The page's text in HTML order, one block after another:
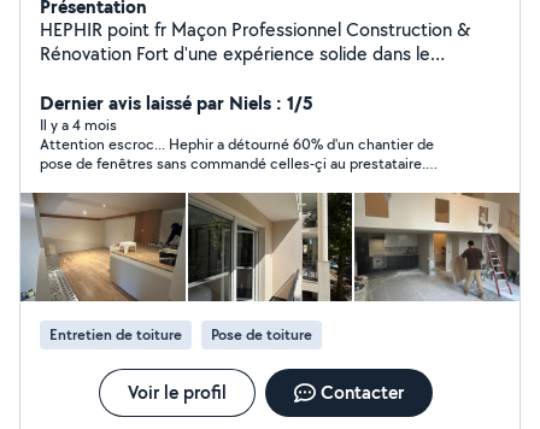
Présentation
HEPHIR point fr Maçon Professionnel Construction &
Rénovation Fort d'une expérience solide dans le
votre disposition pour tous vos travaux de construction,
de rénovation et d'aménagement extérieur. Que ce soit
pour de petits travaux ou de grands projets, je vous
garantis un travail soigné, durable et conforme à vos
attentes. Prestations proposées : Construction de
murs, cloisons et fondations Pose de briques, parpaings
et pierres Réalisation de dalles, terrasses et escaliers en
béton Enduits, crépis et ravalement de façade Petits
travaux de maçonnerie et réparations diverses Pourquoi
me faire confiance ? Travail de qualité et finitions
soignées Respect des délais et du budget Conseils
personnalisés adaptés à votre projet Devis gratuit et
réponse rapide Zone d'intervention : La Région
Parisienne 92 et 78 Contactez-moi dès maintenant pour
Dernier avis laissé par Niels : 1/5
Il y a 4 mois
Attention escroc... Hephir a détourné 60% d'un chantier de
pose de fenêtres sans commandé celles-çi au prestataire.
escroquerie.
Entretien de toiture Pose de toiture
Voir le profil Contacter